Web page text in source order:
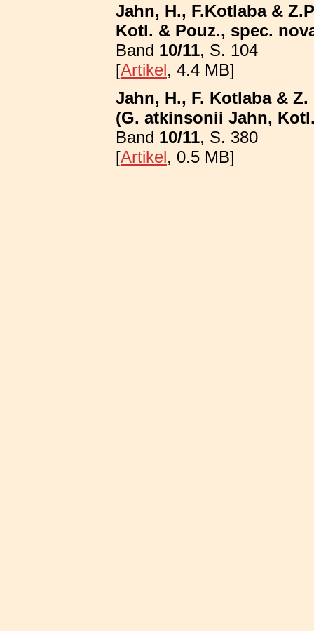
Jahn, H., F.Kotlaba &
Kotl. & Pouz., spec.
Band 10/11, S. 104
[Artikel, 4.4 MB]
Jahn, H., F. Kotlaba &
(G. atkinsonii Jahn,
Band 10/11, S. 380
[Artikel, 0.5 MB]